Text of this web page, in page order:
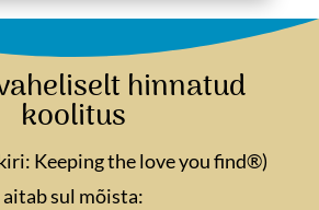
hinnatud
koolitus
Keeping the love you find®)
aitab sul mõista: